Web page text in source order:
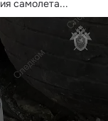
самолета...